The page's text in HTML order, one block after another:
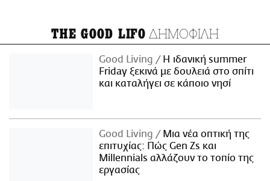
THE GOOD LIFO ΔΗΜΟΦΙΛΗ
Good Living
Η ιδανική summer
Friday ξεκινά με δουλειά στο σπίτι
και καταλήγει σε κάποιο νησί
Good Living
Μια νέα οπτική της
επιτυχίας: Πώς Gen Zs και
Millennials αλλάζουν το τοπίο της
εργασίας